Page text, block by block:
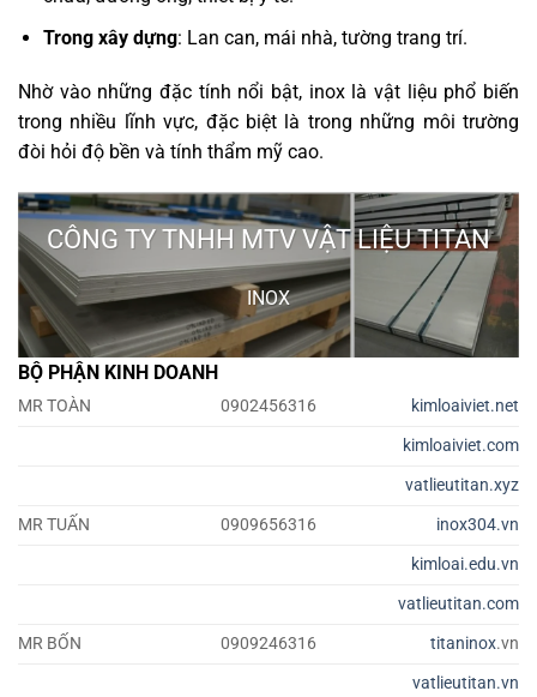
Trong xây dựng: Lan can, mái nhà, tường trang trí.
Nhờ vào những đặc tính nổi bật, inox là vật liệu phổ biến
trong nhiều lĩnh vực, đặc biệt là trong những môi trường
đòi hỏi độ bền và tính thẩm mỹ cao.
CÔNG TY TNHH MTV VẬT LIỆU TITAN
INOX
BỘ PHẬN KINH DOANH
MR TOÀN 0902456316
kimloaiviet.net
kimloaiviet.com
vatlieutitan.xyz
MR TUẤN
0909656316
inox304.vn
kimloai.edu.vn
vatlieutitan.com
MR BỐN
0909246316 titaninox.vn
vatlieutitan.vn